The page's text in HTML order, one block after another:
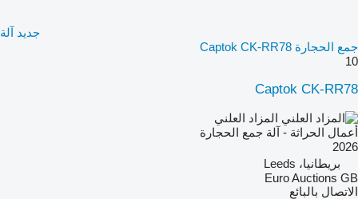
جديد آلة
جمع الحجارة Captok CK-RR78
10
Captok CK-RR78
المزاد العلني
أعمال الحراثة - آلة جمع الحجارة
2026
بريطانيا، Leeds
Euro Auctions GB
الاتصال بالبائع